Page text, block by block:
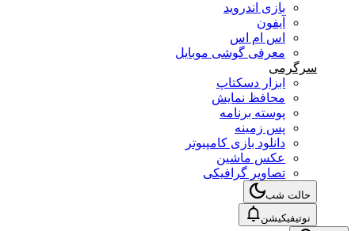
بازی اندروید
آیفون
اس ام اس
معرفی گوشی موبایل
سرگرمی
ابزار دسکتاپ
محافظ نمایش
پوسته برنامه
پس زمینه
دانلود بازی کامپیوتر
عکس ماشین
تصاویر گرافیکی
حالت شب
نوتیفیکیشن